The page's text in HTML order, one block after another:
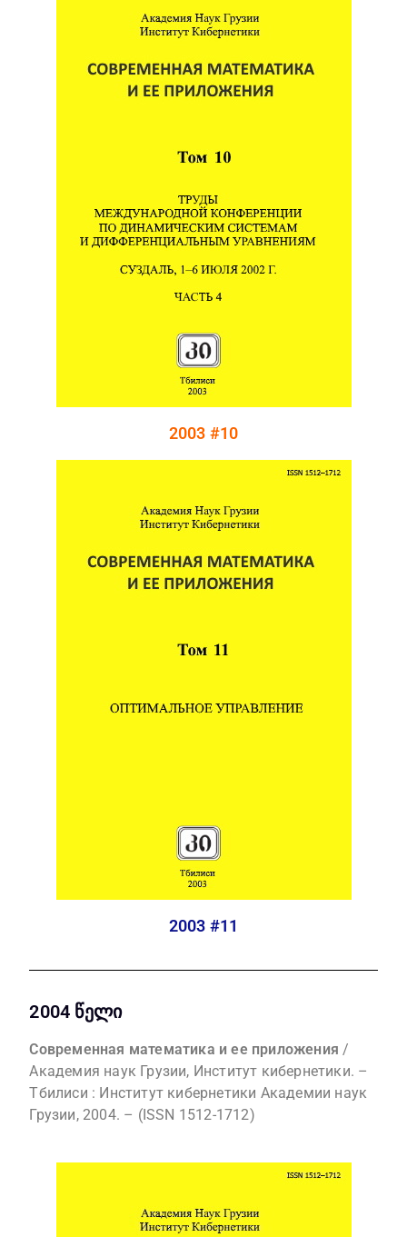
2003 #10
2003 #11
2004 წელი
Современная математика и ее приложения /
Академия наук Грузии, Институт кибернетики. –
Тбилиси : Институт кибернетики Академии наук
Грузии, 2004. – (ISSN 1512-1712)